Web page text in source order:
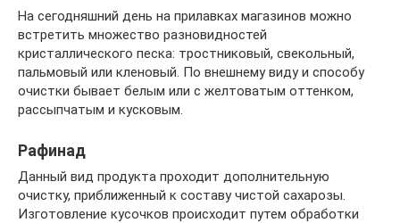
На сегодняшний день на прилавках магазинов можно
встретить множество разновидностей
кристаллического песка: тростниковый, свекольный,
пальмовый или кленовый. По внешнему виду и способу
очистки бывает белым или с желтоватым оттенком,
рассыпчатым и кусковым.
Рафинад
Данный вид продукта проходит дополнительную
очистку, приближенный к составу чистой сахарозы.
Изготовление кусочков происходит путем обработки